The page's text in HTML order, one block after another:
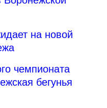
на новой
чемпионата
бегунья